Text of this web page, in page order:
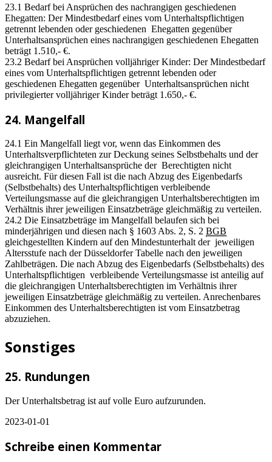
23.1 Bedarf bei Ansprüchen des nachrangigen geschiedenen
Ehegatten: Der Mindestbedarf eines vom Unterhaltspflichtigen
getrennt lebenden oder geschiedenen Ehegatten gegenüber
Unterhaltsansprüchen eines nachrangigen geschiedenen Ehegatten
beträgt 1.510,- €.
23.2 Bedarf bei Ansprüchen volljähriger Kinder: Der Mindestbedarf
eines vom Unterhaltspflichtigen getrennt lebenden oder
geschiedenen Ehegatten gegenüber Unterhaltsansprüchen nicht
privilegierter volljähriger Kinder beträgt 1.650,- €.
24. Mangelfall
24.1 Ein Mangelfall liegt vor, wenn das Einkommen des
Unterhaltsverpflichteten zur Deckung seines Selbstbehalts und der
gleichrangigen Unterhaltsansprüche der Berechtigten nicht
ausreicht. Für diesen Fall ist die nach Abzug des Eigenbedarfs
(Selbstbehalts) des Unterhaltspflichtigen verbleibende
Verteilungsmasse auf die gleichrangigen Unterhaltsberechtigten im
Verhältnis ihrer jeweiligen Einsatzbeträge gleichmäßig zu verteilen.
24.2 Die Einsatzbeträge im Mangelfall belaufen sich bei
minderjährigen und diesen nach § 1603 Abs. 2, S. 2 BGB
gleichgestellten Kindern auf den Mindestunterhalt der jeweiligen
Altersstufe nach der Düsseldorfer Tabelle nach den jeweiligen
Zahlbeträgen. Die nach Abzug des Eigenbedarfs (Selbstbehalts) des
Unterhaltspflichtigen verbleibende Verteilungsmasse ist anteilig auf
die gleichrangigen Unterhaltsberechtigten im Verhältnis ihrer
jeweiligen Einsatzbeträge gleichmäßig zu verteilen. Anrechenbares
Einkommen des Unterhaltsberechtigten ist vom Einsatzbetrag
abzuziehen.
Sonstiges
25. Rundungen
Der Unterhaltsbetrag ist auf volle Euro aufzurunden.
2023-01-01
Schreibe einen Kommentar